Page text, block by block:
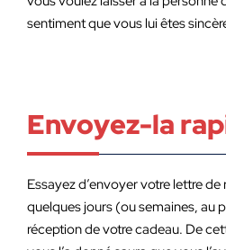
sentiment que vous lui êtes
Envoyez-la
Essayez d’envoyer votre lettre
quelques jours (ou semaines, au
réception de votre cadeau. De